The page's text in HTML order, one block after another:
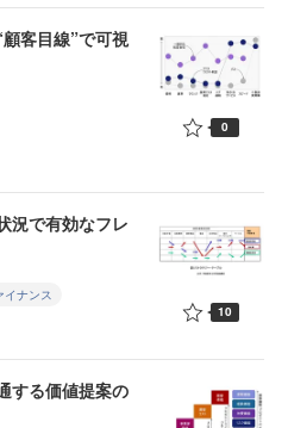
客目線”で可視
0
況で有効なフレ
イナンス
10
する価値提案の